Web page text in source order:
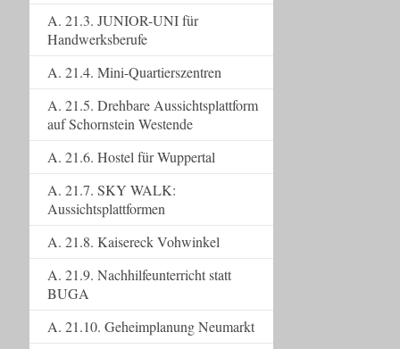
A. 21.3. JUNIOR-UNI für
Handwerksberufe
A. 21.4. Mini-Quartierszentren
A. 21.5. Drehbare Aussichtsplattform
auf Schornstein Westende
A. 21.6. Hostel für Wuppertal
A. 21.7. SKY WALK:
Aussichtsplattformen
A. 21.8. Kaisereck Vohwinkel
A. 21.9. Nachhilfeunterricht statt
BUGA
A. 21.10. Geheimplanung Neumarkt